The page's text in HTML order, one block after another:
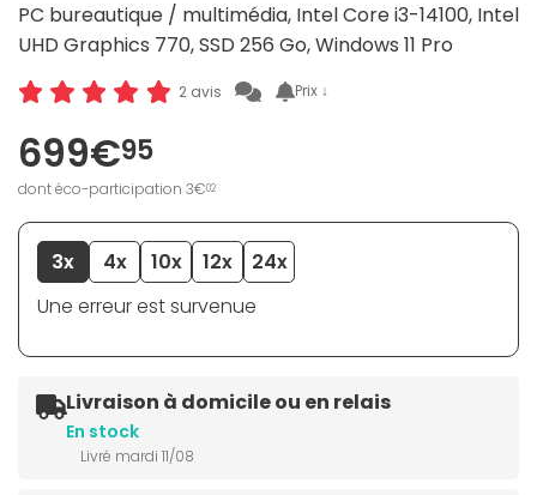
PC bureautique / multimédia, Intel Core i3-14100, Intel
UHD Graphics 770, SSD 256 Go, Windows 11 Pro
2 avis Prix ↓
699€95
dont éco-participation 3€02
3x 4x 10x 12x
24x
Une erreur est survenue
Livraison à domicile ou en relais
En stock
Livré mardi 11/08